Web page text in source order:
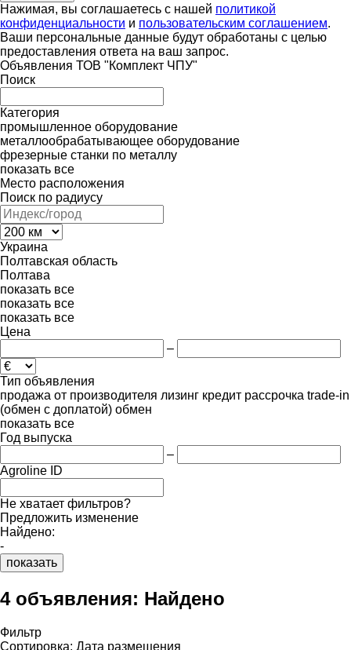
Нажимая, вы соглашаетесь с нашей политикой
конфиденциальности и пользовательским соглашением.
Ваши персональные данные будут обработаны с целью
предоставления ответа на ваш запрос.
Объявления ТОВ "Комплект ЧПУ"
Поиск
Категория
промышленное оборудование
металлообрабатывающее оборудование
фрезерные станки по металлу
показать все
Место расположения
Поиск по радиусу
Украина
Полтавская область
Полтава
показать все
показать все
показать все
Цена
–
Тип объявления
продажа от производителя лизинг кредит рассрочка trade-in
(обмен с доплатой) обмен
показать все
Год выпуска
–
Agroline ID
Не хватает фильтров?
Предложить изменение
Найдено:
-
показать
4 объявления: Найдено
Фильтр
Сортировка: Дата размещения